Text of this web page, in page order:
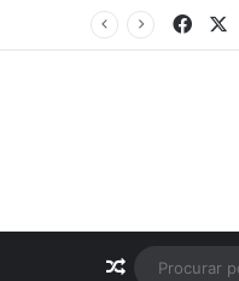
Artigo